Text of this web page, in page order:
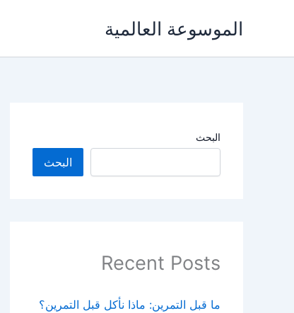
الموسوعة العالمية
البحث
البحث
Recent Posts
ما قبل التمرين: ماذا نأكل قبل التمرين؟